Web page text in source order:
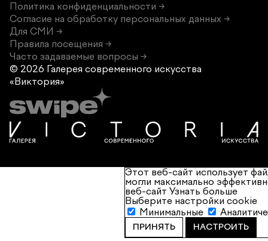
Политика конфиденциальности →
Согласие на обработку персональных данных →
Для СМИ →
Правила посещения →
Часто задаваемые вопросы →
© 2026 Галерея современного искусства
«Виктория»
Этот веб-сайт использует
могли максимально
веб-сайт Узнать больше
Выберите настройки cookie
Минимальные
ПРИНЯТЬ НАСТРОИТЬ